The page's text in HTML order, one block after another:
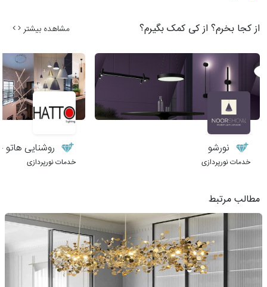
از کجا بخرم؟ از کی کمک بگیرم؟ مشاهده بیشتر
نورشو
خدمات نورپردازی
روشنایی هاتو
خدمات نورپردازی
مطالب مرتبط